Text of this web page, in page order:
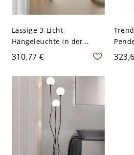
Lässige 3-Licht-
Hängeleuchte in der
Küche mit kugelförmigem
Glasschirm, LED &
Glühbirne &
Leuchtstofflampe,
festverdrahtet,
anpassbare Hängelänge,
110V-120V
310,77 €
LED